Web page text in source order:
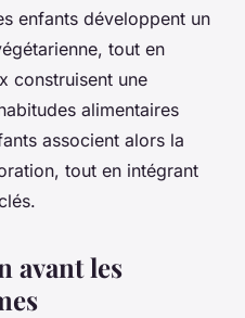
enfants développent un
tout en
construisent une
alimentaires
associent alors la
tout en intégrant
avant les